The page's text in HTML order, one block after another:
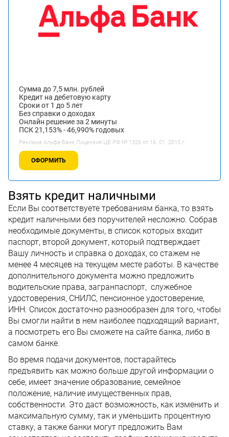
Сумма до 7,5 млн. рублей
Кредит на дебетовую карту
Сроки от 1 до 5 лет
Без справки о доходах
Онлайн решение за 2 минуты
ПСК 21,153% - 46,990% годовых
Реклама Альфа-Банк.Лицензия ЦБ РФ № 1326 от 16. 01. 2015 г.
ОФОРМИТЬ
Взять кредит наличными
Если Вы соответствуете требованиям банка, то взять
кредит наличными без поручителей несложно. Собрав
необходимые документы, в список которых входит
паспорт, второй документ, который подтверждает
Вашу личность и справка о доходах, со стажем не
менее 4 месяцев на текущем месте работы. В качестве
дополнительного документа можно предложить
водительские права, загранпаспорт, служебное
удостоверения, СНИЛС, пенсионное удостоверение,
ИНН. Список достаточно разнообразен для того, чтобы
Вы смогли найти в нем наиболее подходящий вариант,
а посмотреть его Вы сможете на сайте банка, либо в
самом банке.
Во время подачи документов, постарайтесь
предъявить как можно больше другой информации о
себе, имеет значение образование, семейное
положение, наличие имущественных прав,
собственности. Это даст возможность, как изменить и
максимальную сумму, так и уменьшить процентную
ставку, а также банки могут предложить Вам